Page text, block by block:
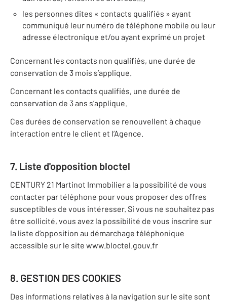
les personnes dites « contacts qualifiés » ayant
communiqué leur numéro de téléphone mobile ou leur
adresse électronique et/ou ayant exprimé un projet
Concernant les contacts non qualifiés, une durée de
conservation de 3 mois s’applique.
Concernant les contacts qualifiés, une durée de
conservation de 3 ans s’applique.
Ces durées de conservation se renouvellent à chaque
interaction entre le client et l’Agence.
7. Liste d'opposition bloctel
CENTURY 21 Martinot Immobilier a la possibilité de vous
contacter par téléphone pour vous proposer des offres
susceptibles de vous intéresser. Si vous ne souhaitez pas
être sollicité, vous avez la possibilité de vous inscrire sur
la liste d’opposition au démarchage téléphonique
accessible sur le site www.bloctel.gouv.fr
8. GESTION DES COOKIES
Des informations relatives à la navigation sur le site sont